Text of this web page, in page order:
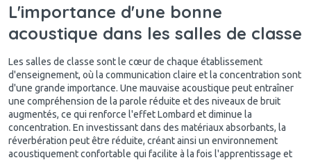
L'importance d'une bonne
acoustique dans les salles de classe
Les salles de classe sont le cœur de chaque établissement
d'enseignement, où la communication claire et la concentration sont
d'une grande importance. Une mauvaise acoustique peut entraîner
une compréhension de la parole réduite et des niveaux de bruit
augmentés, ce qui renforce l'effet Lombard et diminue la
concentration. En investissant dans des matériaux absorbants, la
réverbération peut être réduite, créant ainsi un environnement
acoustiquement confortable qui facilite à la fois l'apprentissage et